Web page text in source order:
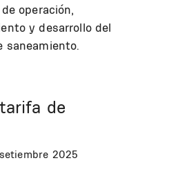
operación,
y desarrollo del
saneamiento.
de
2025